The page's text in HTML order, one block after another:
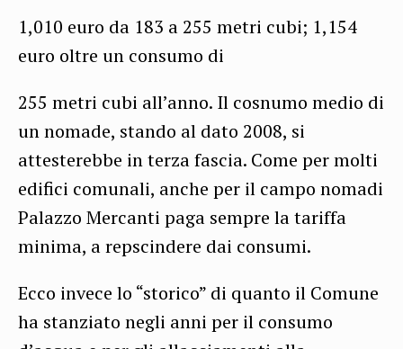
1,010 euro da 183 a 255 metri cubi; 1,154
euro oltre un consumo di
255 metri cubi all’anno. Il cosnumo medio di
un nomade, stando al dato 2008, si
attesterebbe in terza fascia. Come per molti
edifici comunali, anche per il campo nomadi
Palazzo Mercanti paga sempre la tariffa
minima, a repscindere dai consumi.
Ecco invece lo “storico” di quanto il Comune
ha stanziato negli anni per il consumo